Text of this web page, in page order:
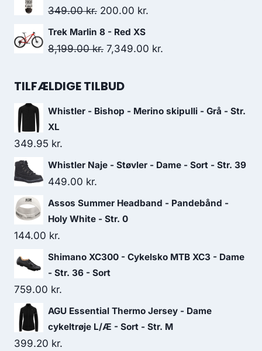
was:
is:
349.00kr. Original
price
was:
200.00 kr.
is:
Trek Marlin 8 - Red XS
8,199.00kr. Original
was:
7,349.00 kr.
TILFÆLDIGE TILBUD
Whistler - Bishop - Merino skipulli - Grå - Str.
XL
349.95 kr.
Whistler Naje - Støvler - Dame - Sort - Str. 39
449.00 kr.
Assos Summer Headband - Pandebånd -
Holy White - Str. 0
144.00 kr.
Shimano XC300 - Cykelsko MTB XC3 - Dame
- Str. 36 - Sort
759.00 kr.
AGU Essential Thermo Jersey - Dame
cykeltrøje L/Æ - Sort - Str. M
399.20 kr.